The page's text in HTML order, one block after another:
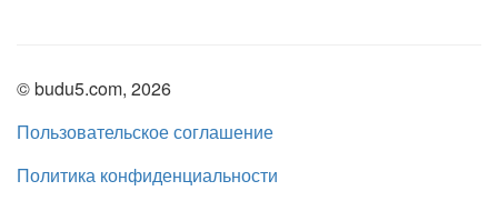
© budu5.com, 2026
Пользовательское соглашение
Политика конфиденциальности